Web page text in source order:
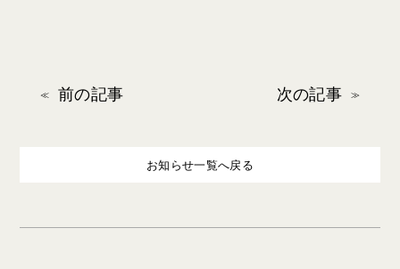
前の記事 次の記事
お知らせ一覧へ戻る